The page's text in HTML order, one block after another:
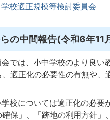
校適正規模等検討委員会
の中間報告(令和6年11
では、小中学校のより良い
適正化の必要性の有無や、
校については適正化の必要
確保」、「跡地の利用方針